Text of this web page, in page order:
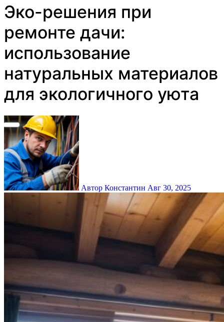
Эко-решения при
ремонте дачи:
использование
натуральных материалов
для экологичного уютa
Автор Константин Авг 30, 2025